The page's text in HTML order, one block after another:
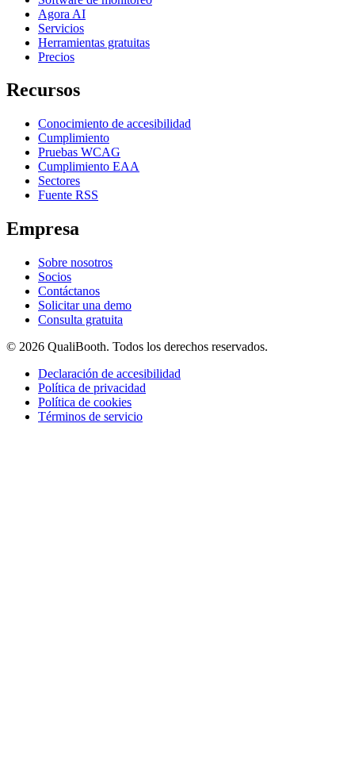
Agora AI
Servicios
Herramientas gratuitas
Precios
Recursos
Conocimiento de accesibilidad
Cumplimiento
Pruebas WCAG
Cumplimiento EAA
Sectores
Fuente RSS
Empresa
Sobre nosotros
Socios
Contáctanos
Solicitar una demo
Consulta gratuita
© 2026 QualiBooth. Todos los derechos reservados.
Declaración de accesibilidad
Política de privacidad
Política de cookies
Términos de servicio